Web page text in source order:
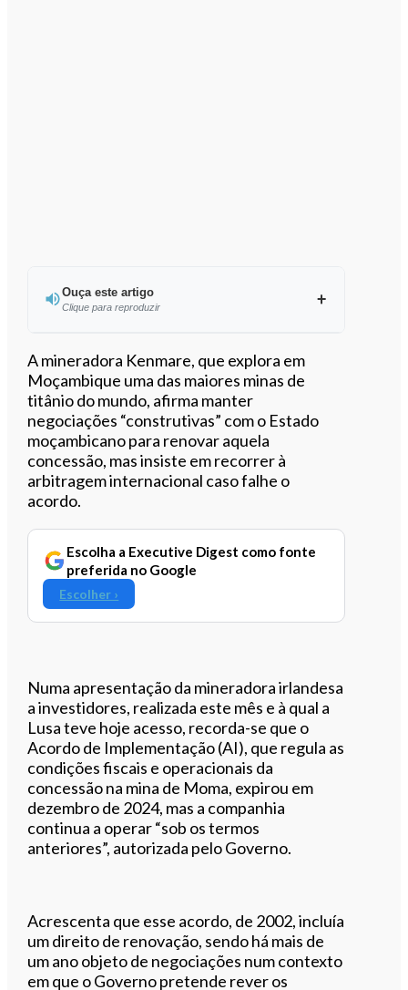
Ouça este artigo
Clique para reproduzir
Ouvir este artigo
A mineradora Kenmare, que explora em
Moçambique uma das maiores minas de
titânio do mundo, afirma manter
negociações “construtivas” com o Estado
moçambicano para renovar aquela
concessão, mas insiste em recorrer à
arbitragem internacional caso falhe o
acordo.
Escolha a Executive Digest como fonte
preferida no Google
Escolher ›
Numa apresentação da mineradora irlandesa
a investidores, realizada este mês e à qual a
Lusa teve hoje acesso, recorda-se que o
Acordo de Implementação (AI), que regula as
condições fiscais e operacionais da
concessão na mina de Moma, expirou em
dezembro de 2024, mas a companhia
continua a operar “sob os termos
anteriores”, autorizada pelo Governo.
Acrescenta que esse acordo, de 2002, incluía
um direito de renovação, sendo há mais de
um ano objeto de negociações num contexto
em que o Governo pretende rever os